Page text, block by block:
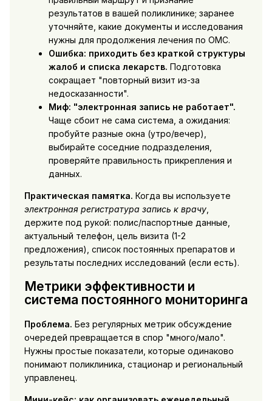
результатов в вашей поликлинике; заранее
уточняйте, какие документы и исследования
нужны для продолжения лечения по ОМС.
Ошибка: приходить без краткой структуры
жалоб и списка лекарств. Подготовка
сокращает "повторный визит из-за
недосказанности".
Миф: "электронная запись не работает".
Чаще сбоит не сама система, а ожидания:
пробуйте разные окна (утро/вечер),
выбирайте соседние подразделения,
проверяйте правильность прикрепления и
данных.
Практическая памятка. Когда вы используете
электронная регистратура запись к врачу,
держите под рукой: полис/паспортные данные,
актуальный телефон, цель визита (1-2
предложения), список постоянных препаратов и
результаты последних исследований (если есть).
Метрики эффективности и
система постоянного мониторинга
Проблема. Без регулярных метрик обсуждение
очередей превращается в спор "много/мало".
Нужны простые показатели, которые одинаково
понимают поликлиника, стационар и региональный
управленец.